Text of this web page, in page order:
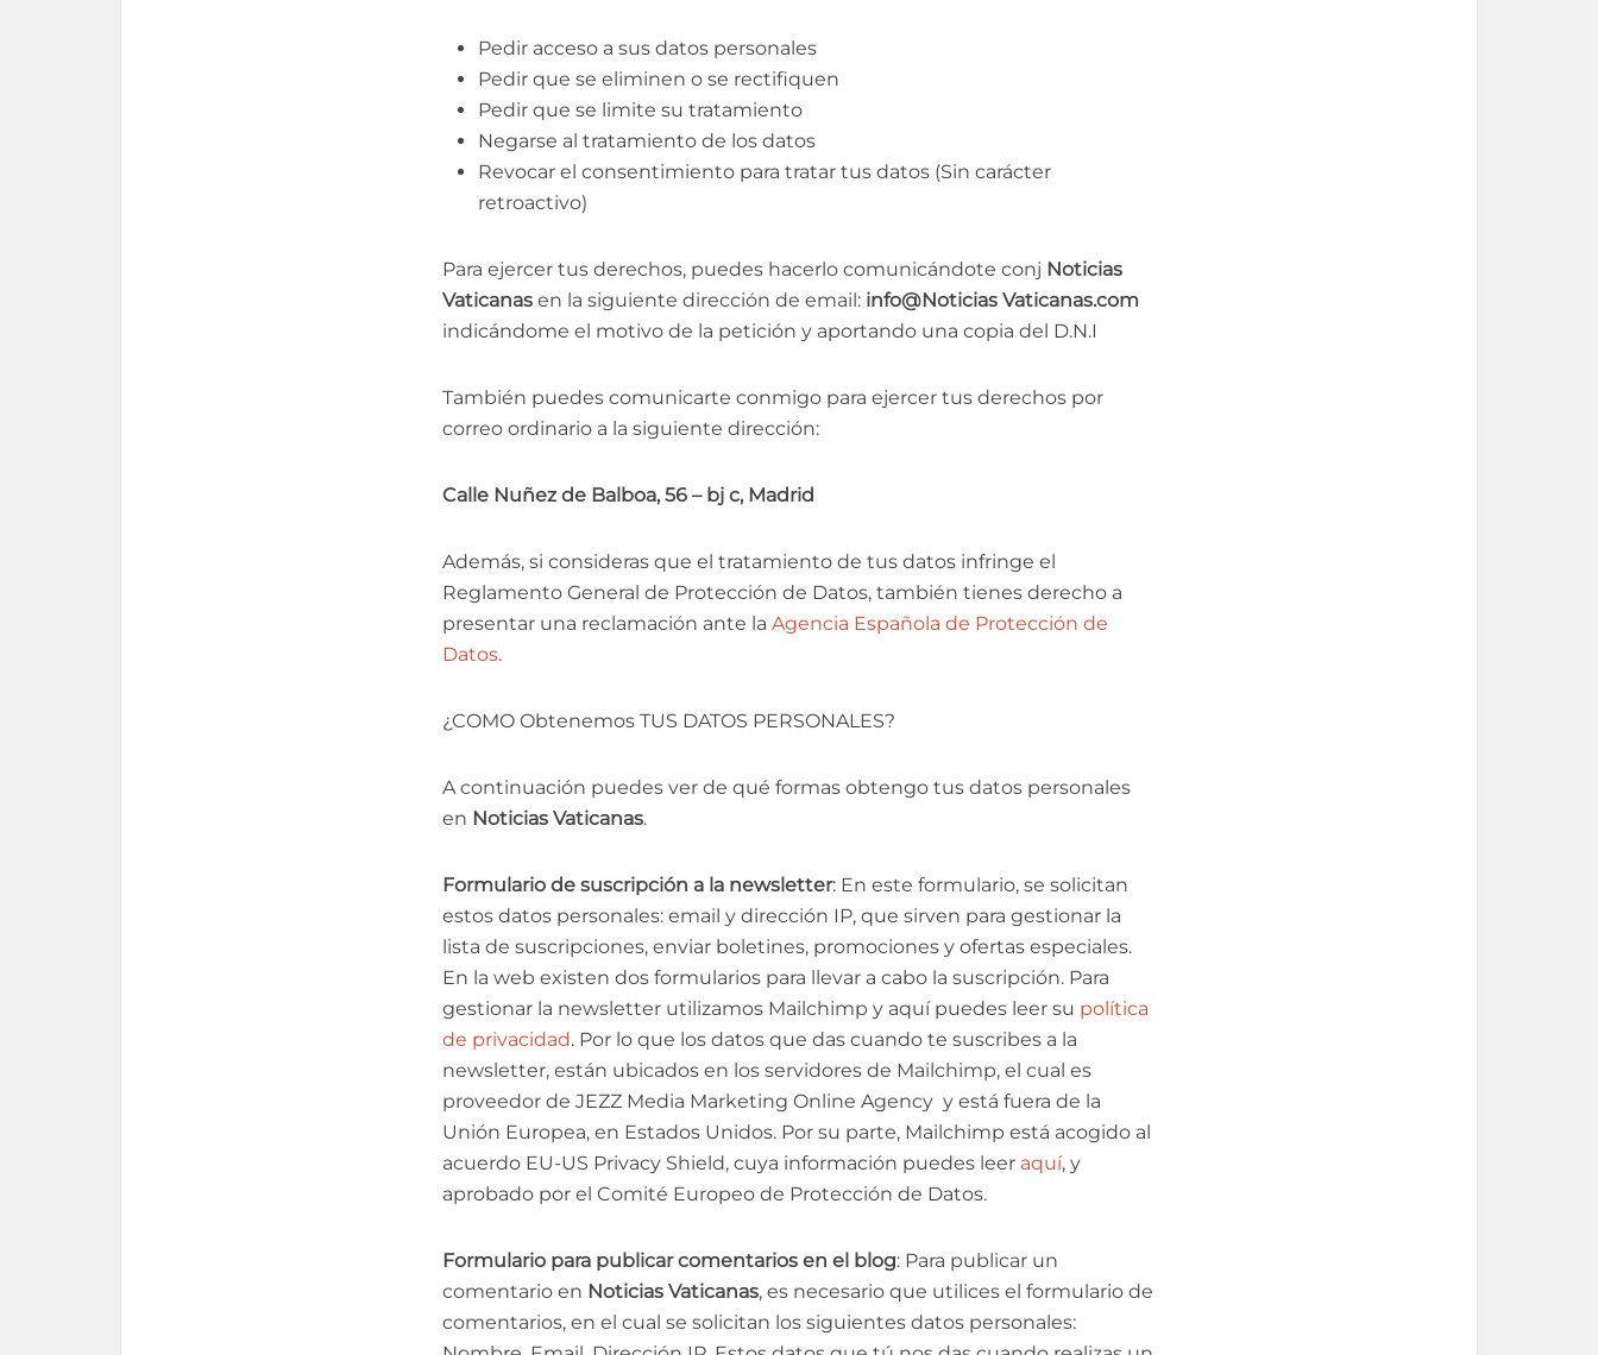
Pedir acceso a sus datos personales
Pedir que se eliminen o se rectifiquen
Pedir que se limite su tratamiento
Negarse al tratamiento de los datos
Revocar el consentimiento para tratar tus datos (Sin carácter
retroactivo)
Para ejercer tus derechos, puedes hacerlo comunicándote conj Noticias
Vaticanas en la siguiente dirección de email: info@Noticias Vaticanas.com
indicándome el motivo de la petición y aportando una copia del D.N.I
También puedes comunicarte conmigo para ejercer tus derechos por
correo ordinario a la siguiente dirección:
Calle Nuñez de Balboa, 56 – bj c, Madrid
Además, si consideras que el tratamiento de tus datos infringe el
Reglamento General de Protección de Datos, también tienes derecho a
presentar una reclamación ante la Agencia Española de Protección de
Datos.
¿COMO Obtenemos TUS DATOS PERSONALES?
A continuación puedes ver de qué formas obtengo tus datos personales
en Noticias Vaticanas.
Formulario de suscripción a la newsletter: En este formulario, se solicitan
estos datos personales: email y dirección IP, que sirven para gestionar la
lista de suscripciones, enviar boletines, promociones y ofertas especiales.
En la web existen dos formularios para llevar a cabo la suscripción. Para
gestionar la newsletter utilizamos Mailchimp y aquí puedes leer su política
de privacidad. Por lo que los datos que das cuando te suscribes a la
newsletter, están ubicados en los servidores de Mailchimp, el cual es
proveedor de JEZZ Media Marketing Online Agency y está fuera de la
Unión Europea, en Estados Unidos. Por su parte, Mailchimp está acogido al
acuerdo EU-US Privacy Shield, cuya información puedes leer aquí, y
aprobado por el Comité Europeo de Protección de Datos.
Formulario para publicar comentarios en el blog: Para publicar un
comentario en Noticias Vaticanas, es necesario que utilices el formulario de
comentarios, en el cual se solicitan los siguientes datos personales: